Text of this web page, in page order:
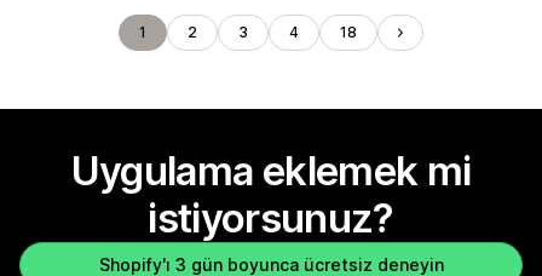
1 2 3 4 18
Uygulama eklemek mi
istiyorsunuz?
Shopify'ı 3 gün boyunca ücretsiz deneyin